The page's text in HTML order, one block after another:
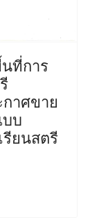
ที่การ
กาศขาย
บ
ยนสตรี